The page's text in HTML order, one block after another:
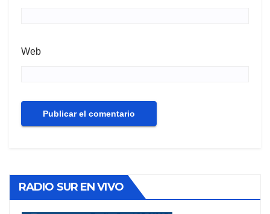
Web
RADIO SUR EN VIVO